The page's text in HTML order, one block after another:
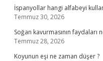
İspanyollar hangi alfabeyi
Temmuz 30, 2026
Soğan kavurmasının faydaları
Temmuz 28, 2026
Koyunun eşi ne zaman düşer ?